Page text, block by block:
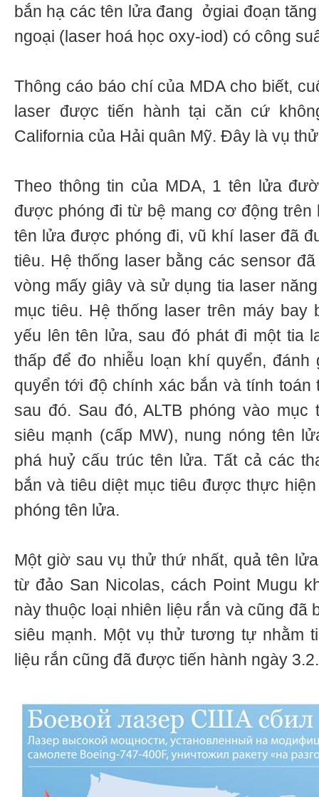
bắn hạ các tên lửa đang ởgiai đoạn
ngoại (laser hoá học oxy-iod) có công
Thông cáo báo chí của MDA cho biết,
laser được tiến hành tại căn cứ
California của Hải quân Mỹ. Đây là vụ
Theo thông tin của MDA, 1 tên lửa
được phóng đi từ bệ mang cơ động trên
tên lửa được phóng đi, vũ khí laser đã
tiêu. Hệ thống laser bằng các sensor
vòng mấy giây và sử dụng tia laser
mục tiêu. Hệ thống laser trên máy bay
yếu lên tên lửa, sau đó phát đi một tia
thấp để đo nhiễu loạn khí quyển,
quyển tới độ chính xác bắn và tính toán
sau đó. Sau đó, ALTB phóng vào mục
siêu mạnh (cấp MW), nung nóng tên
phá huỷ cấu trúc tên lửa. Tất cả các
bắn và tiêu diệt mục tiêu được thực
phóng tên lửa.
Một giờ sau vụ thử thứ nhất, quả tên
từ đảo San Nicolas, cách Point Mugu
này thuộc loại nhiên liệu rắn và cũng đã
siêu mạnh. Một vụ thử tương tự nhằm
liệu rắn cũng đã được tiến hành ngày